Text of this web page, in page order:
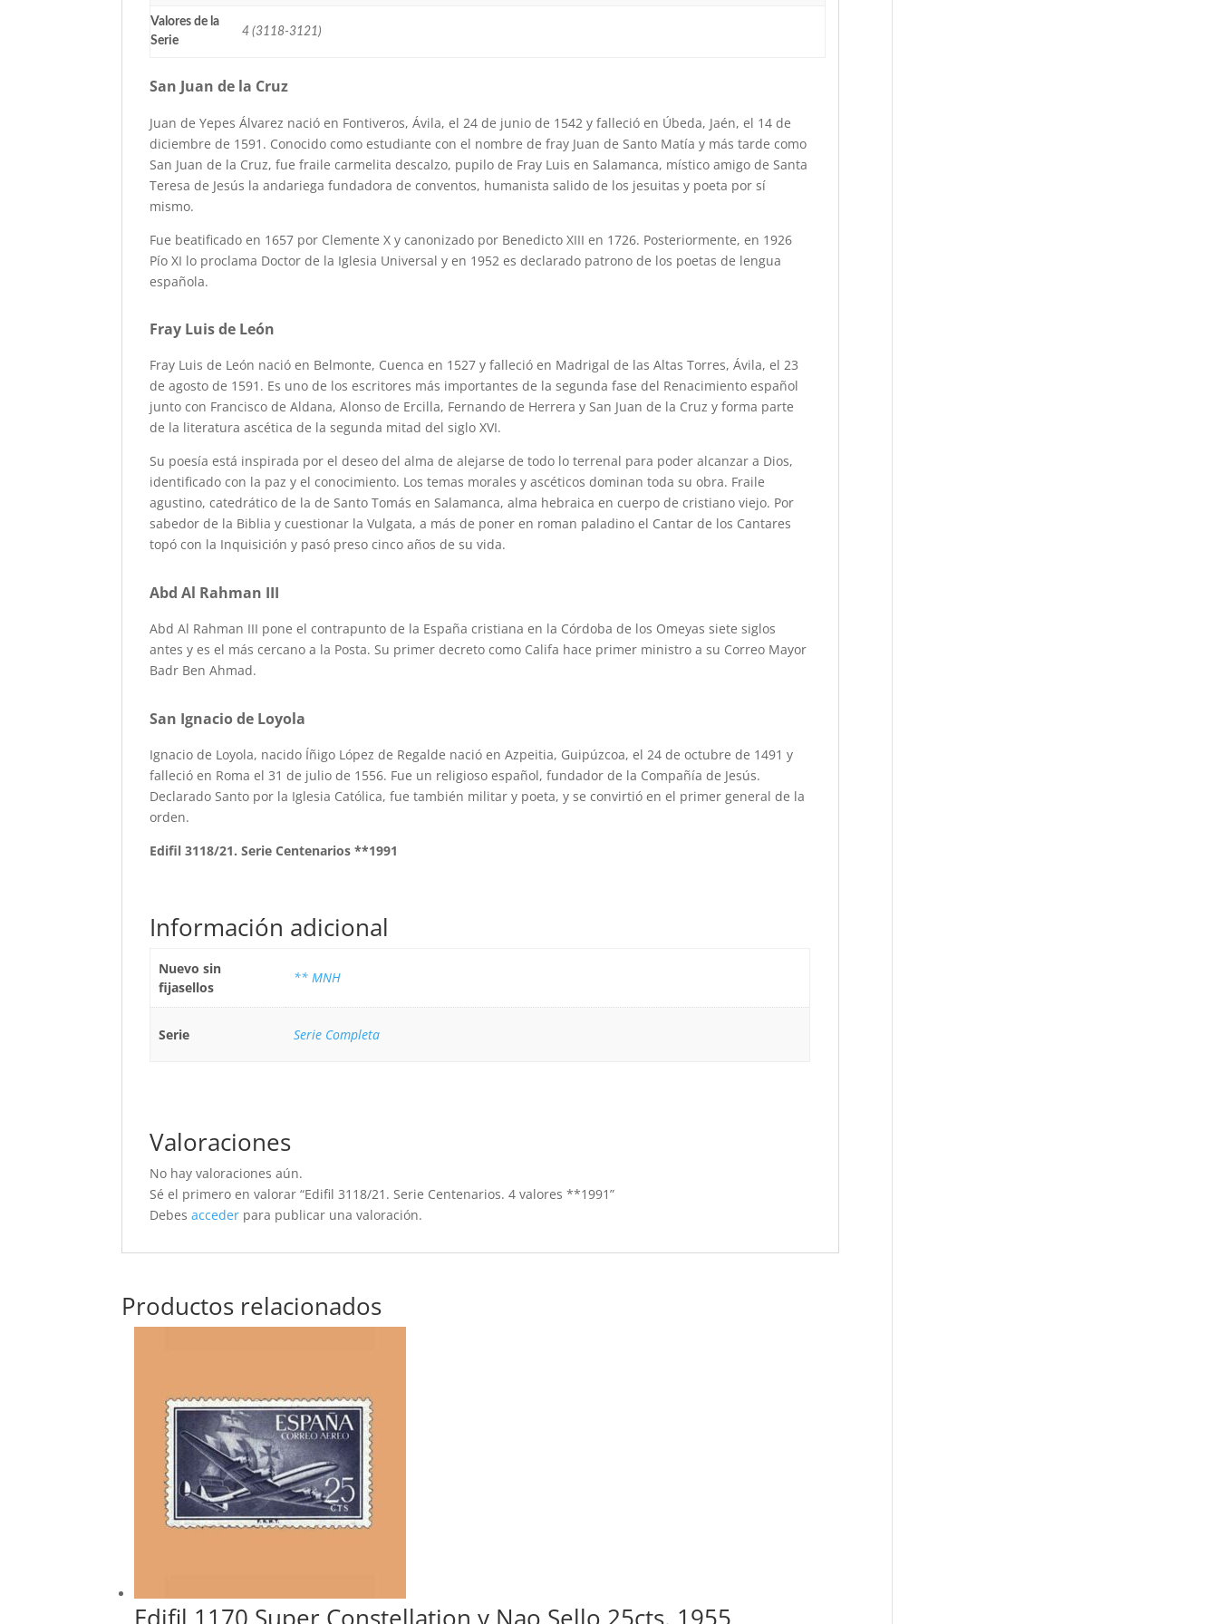
Valores de la
Serie
4 (3118-3121)
San Juan de la Cruz
Juan de Yepes Álvarez nació en Fontiveros, Ávila, el 24 de junio de 1542 y falleció en Úbeda, Jaén, el 14 de
diciembre de 1591. Conocido como estudiante con el nombre de fray Juan de Santo Matía y más tarde como
San Juan de la Cruz, fue fraile carmelita descalzo, pupilo de Fray Luis en Salamanca, místico amigo de Santa
Teresa de Jesús la andariega fundadora de conventos, humanista salido de los jesuitas y poeta por sí
mismo.
Fue beatificado en 1657 por Clemente X y canonizado por Benedicto XIII en 1726. Posteriormente, en 1926
Pío XI lo proclama Doctor de la Iglesia Universal y en 1952 es declarado patrono de los poetas de lengua
española.
Fray Luis de León
Fray Luis de León nació en Belmonte, Cuenca en 1527 y falleció en Madrigal de las Altas Torres, Ávila, el 23
de agosto de 1591. Es uno de los escritores más importantes de la segunda fase del Renacimiento español
junto con Francisco de Aldana, Alonso de Ercilla, Fernando de Herrera y San Juan de la Cruz y forma parte
de la literatura ascética de la segunda mitad del siglo XVI.
Su poesía está inspirada por el deseo del alma de alejarse de todo lo terrenal para poder alcanzar a Dios,
identificado con la paz y el conocimiento. Los temas morales y ascéticos dominan toda su obra. Fraile
agustino, catedrático de la de Santo Tomás en Salamanca, alma hebraica en cuerpo de cristiano viejo. Por
sabedor de la Biblia y cuestionar la Vulgata, a más de poner en roman paladino el Cantar de los Cantares
topó con la Inquisición y pasó preso cinco años de su vida.
Abd Al Rahman III
Abd Al Rahman III pone el contrapunto de la España cristiana en la Córdoba de los Omeyas siete siglos
antes y es el más cercano a la Posta. Su primer decreto como Califa hace primer ministro a su Correo Mayor
Badr Ben Ahmad.
San Ignacio de Loyola
Ignacio de Loyola, nacido Íñigo López de Regalde nació en Azpeitia, Guipúzcoa, el 24 de octubre de 1491 y
falleció en Roma el 31 de julio de 1556. Fue un religioso español, fundador de la Compañía de Jesús.
Declarado Santo por la Iglesia Católica, fue también militar y poeta, y se convirtió en el primer general de la
orden.
Edifil 3118/21. Serie Centenarios **1991
Información adicional
Nuevo sin
fijasellos
** MNH
Serie Serie Completa
Valoraciones
No hay valoraciones aún.
Sé el primero en valorar “Edifil 3118/21. Serie Centenarios. 4 valores **1991”
Debesacceder para publicar una valoración.
Productos relacionados